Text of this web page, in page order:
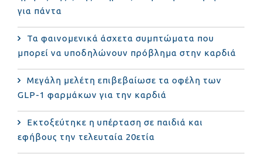
για πάντα
Τα φαινομενικά άσχετα συμπτώματα που
μπορεί να υποδηλώνουν πρόβλημα στην καρδιά
Μεγάλη μελέτη επιβεβαίωσε τα οφέλη των
GLP-1 φαρμάκων για την καρδιά
Εκτοξεύτηκε η υπέρταση σε παιδιά και
εφήβους την τελευταία 20ετία